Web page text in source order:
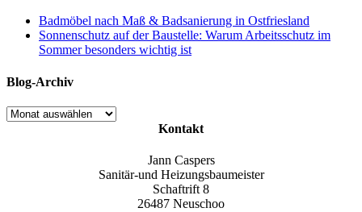
Badmöbel nach Maß & Badsanierung in Ostfriesland
Sonnenschutz auf der Baustelle: Warum Arbeitsschutz im
Sommer besonders wichtig ist
Blog-Archiv
Blog-
Kontakt
Jann Caspers
Sanitär-und Heizungsbaumeister
Schaftrift 8
26487 Neuschoo